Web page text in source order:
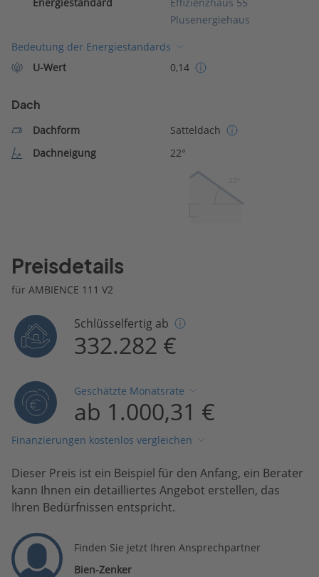
Plusenergiehaus
Bedeutung der Energiestandards
U-Wert
0,14
Dach
Dachform
Satteldach
Dachneigung
22°
Preisdetails
für AMBIENCE 111 V2
Schlüsselfertig ab
332.282 €
Geschätzte Monatsrate
ab 1.000,31 €
Finanzierungen kostenlos vergleichen
Dieser Preis ist ein Beispiel für den Anfang, ein Berater
kann Ihnen ein detailliertes Angebot erstellen, das
Ihren Bedürfnissen entspricht.
Finden Sie jetzt Ihren Ansprechpartner
Bien-Zenker